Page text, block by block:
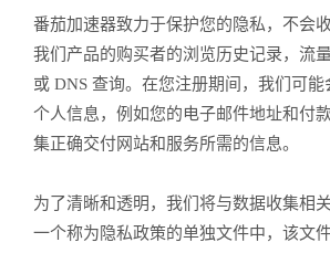
番茄加速器致力于保护您的隐私，不会
我们产品的购买者的浏览历史记录，流
或 DNS 查询。在您注册期间，我们可
个人信息，例如您的电子邮件地址和付
集正确交付网站和服务所需的信息。
为了清晰和透明，我们将与数据收集相
一个称为隐私政策的单独文件中，该文